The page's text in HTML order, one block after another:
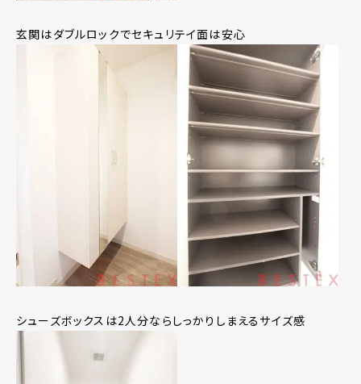
玄関はダブルロックでセキュリテイ面は安心
シューズボックスは2人分ならしっかりしまえるサイズ感